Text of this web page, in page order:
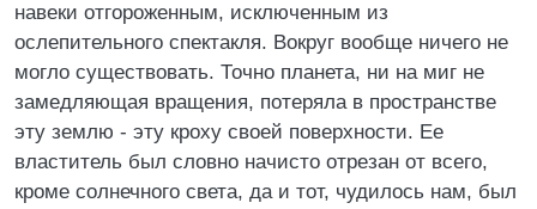
навеки отгороженным, исключенным из
ослепительного спектакля. Вокруг вообще ничего не
могло существовать. Точно планета, ни на миг не
замедляющая вращения, потеряла в пространстве
эту землю - эту кроху своей поверхности. Ее
властитель был словно начисто отрезан от всего,
кроме солнечного света, да и тот, чудилось нам, был